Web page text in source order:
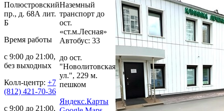
Полюстровский
пр., д. 68А лит.
Б
Время работы
с 9:00 до 21:00,
без выходных
Колл-центр: +7
(812) 421-70-36
с 9:00 до 21:00,
Наземный
транспорт до
ост.
«ст.м.Лесная»
Автобус: 33
до ост.
"Новолитовская
ул.", 229 м.
пешком
Яндекс.Карты